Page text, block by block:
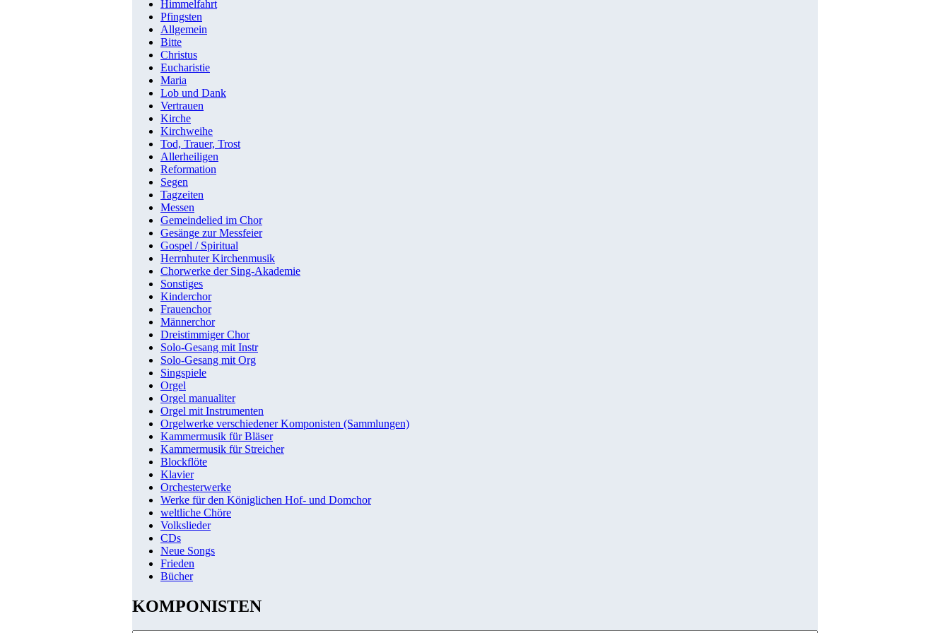
Himmelfahrt
Pfingsten
Allgemein
Bitte
Christus
Eucharistie
Maria
Lob und Dank
Vertrauen
Kirche
Kirchweihe
Tod, Trauer, Trost
Allerheiligen
Reformation
Segen
Tagzeiten
Messen
Gemeindelied im Chor
Gesänge zur Messfeier
Gospel / Spiritual
Herrnhuter Kirchenmusik
Chorwerke der Sing-Akademie
Sonstiges
Kinderchor
Frauenchor
Männerchor
Dreistimmiger Chor
Solo-Gesang mit Instr
Solo-Gesang mit Org
Singspiele
Orgel
Orgel manualiter
Orgel mit Instrumenten
Orgelwerke verschiedener Komponisten (Sammlungen)
Kammermusik für Bläser
Kammermusik für Streicher
Blockflöte
Klavier
Orchesterwerke
Werke für den Königlichen Hof- und Domchor
weltliche Chöre
Volkslieder
CDs
Neue Songs
Frieden
Bücher
KOMPONISTEN